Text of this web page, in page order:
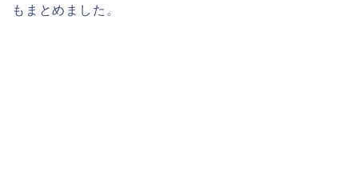
もまとめました。